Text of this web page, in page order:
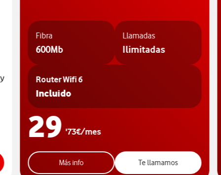
Fibra
600Mb
Llamadas
Ilimitadas
Router Wifi 6
Incluido
29 '73€/mes
Más info Te llamamos